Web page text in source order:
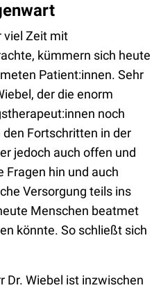
viel Zeit mit
kümmern sich heute
Patient:innen. Sehr
der die enorm
noch
Fortschritten in der
jedoch auch offen und
Fragen hin und auch
Versorgung teils ins
Menschen beatmet
könnte. So schließt sich
Dr. Wiebel ist inzwischen